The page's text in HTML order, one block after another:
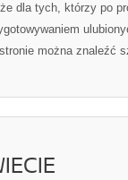
dla tych, którzy po
można znaleźć